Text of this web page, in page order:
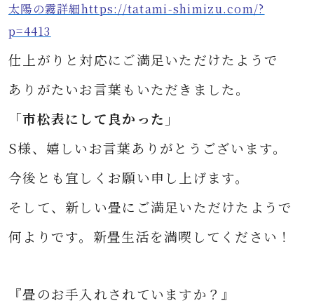
太陽の霧詳細https://tatami-shimizu.com/?
p=4413
仕上がりと対応にご満足いただけたようで
ありがたいお言葉もいただきました。
「市松表にして良かった」
S様、 嬉しいお言葉ありがとうございます。
今後とも宜しくお願い申し上げます。
そして、新しい畳に ご満足いただけたようで
何よりです。 新畳生活を満喫してください！
『畳のお手入れされていますか？』